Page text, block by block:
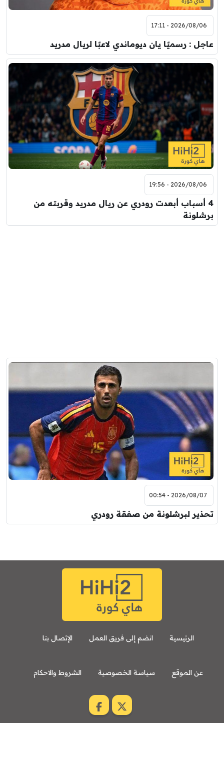
2026/08/06 - 17:11
عاجل : رسميًا يان ديوماندي لاعبًا لريال مدريد
2026/08/06 - 19:56
4 أسباب أبعدت رودري عن ريال مدريد وقربته من
برشلونة
2026/08/07 - 00:54
تحذير لبرشلونة من صفقة رودري
الرئيسية انضم إلى فريق العمل الإتصال بنا
عن الموقع سياسة الخصوصية الشروط والاحكام